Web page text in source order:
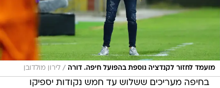
מועמד לחזור לקנדציה נוספת בהפועל חיפה. דורה / לירון מולדובן
בחיפה מעריכים ששלוש עד חמש נקודות יספיקו